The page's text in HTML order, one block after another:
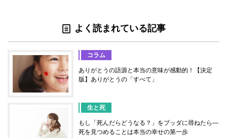
よく読まれている記事
コラム
ありがとうの語源と本当の意味が感動的！【決定
版】ありがとうの「すべて」
生と死
もし「死んだらどうなる？」をブッダに尋ねたら―
死を見つめることは本当の幸せの第一歩